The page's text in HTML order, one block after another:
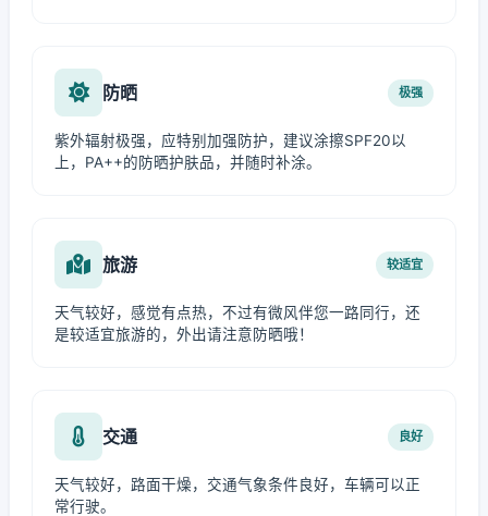
防晒 极强
紫外辐射极强，应特别加强防护，建议涂擦SPF20以
上，PA++的防晒护肤品，并随时补涂。
旅游 较适宜
天气较好，感觉有点热，不过有微风伴您一路同行，还
是较适宜旅游的，外出请注意防晒哦！
交通 良好
天气较好，路面干燥，交通气象条件良好，车辆可以正
常行驶。